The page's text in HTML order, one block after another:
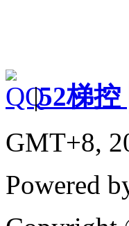
|52梯
GMT+8,
Powered